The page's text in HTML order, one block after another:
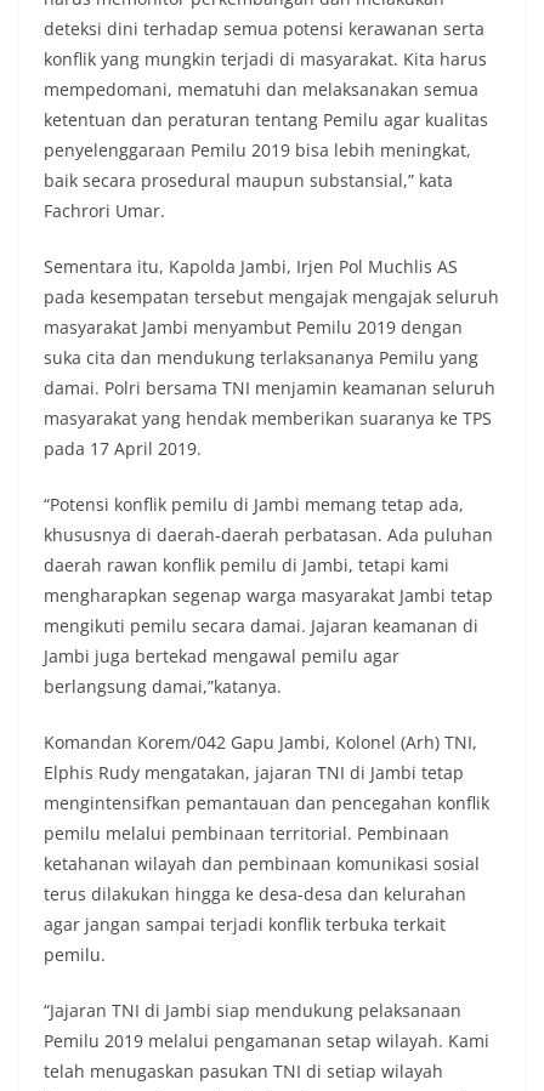
deteksi dini terhadap semua potensi kerawanan serta
konflik yang mungkin terjadi di masyarakat. Kita harus
mempedomani, mematuhi dan melaksanakan semua
ketentuan dan peraturan tentang Pemilu agar kualitas
penyelenggaraan Pemilu 2019 bisa lebih meningkat,
baik secara prosedural maupun substansial,” kata
Fachrori Umar.
Sementara itu, Kapolda Jambi, Irjen Pol Muchlis AS
pada kesempatan tersebut mengajak mengajak seluruh
masyarakat Jambi menyambut Pemilu 2019 dengan
suka cita dan mendukung terlaksananya Pemilu yang
damai. Polri bersama TNI menjamin keamanan seluruh
masyarakat yang hendak memberikan suaranya ke TPS
pada 17 April 2019.
“Potensi konflik pemilu di Jambi memang tetap ada,
khususnya di daerah-daerah perbatasan. Ada puluhan
daerah rawan konflik pemilu di Jambi, tetapi kami
mengharapkan segenap warga masyarakat Jambi tetap
mengikuti pemilu secara damai. Jajaran keamanan di
Jambi juga bertekad mengawal pemilu agar
berlangsung damai,”katanya.
Komandan Korem/042 Gapu Jambi, Kolonel (Arh) TNI,
Elphis Rudy mengatakan, jajaran TNI di Jambi tetap
mengintensifkan pemantauan dan pencegahan konflik
pemilu melalui pembinaan territorial. Pembinaan
ketahanan wilayah dan pembinaan komunikasi sosial
terus dilakukan hingga ke desa-desa dan kelurahan
agar jangan sampai terjadi konflik terbuka terkait
pemilu.
“Jajaran TNI di Jambi siap mendukung pelaksanaan
Pemilu 2019 melalui pengamanan setap wilayah. Kami
telah menugaskan pasukan TNI di setiap wilayah